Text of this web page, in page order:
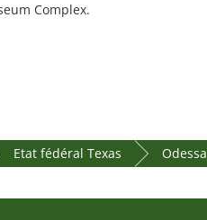
Complex.
Etat fédéral Texas Odessa